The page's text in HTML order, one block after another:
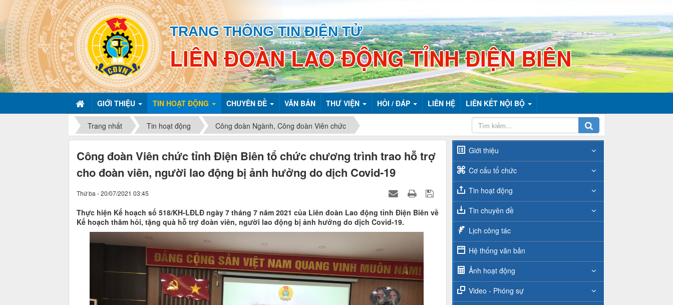
TRANG THÔNG TIN ĐIỆN TỬ
LIÊN ĐOÀN LAO ĐỘNG TỈNH ĐIỆN BIÊN
GIỚI THIỆU TIN HOẠT ĐỘNG CHUYÊN ĐỀ VĂN BẢN THƯ VIỆN HỎI / ĐÁP LIÊN HỆ LIÊN KẾT NỘI BỘ
Trang nhất Tin hoạt động Công đoàn Ngành, Công đoàn Viên chức
Công đoàn Viên chức tỉnh Điện Biên tổ chức chương trình trao hỗ trợ
cho đoàn viên, người lao động bị ảnh hưởng do dịch Covid-19
Thứ ba - 20/07/2021 03:45
Thực hiện Kế hoạch số 518/KH-LĐLĐ ngày 7 tháng 7 năm 2021 của Liên đoàn Lao động tỉnh Điện Biên về
Kế hoạch thăm hỏi, tặng quà hỗ trợ đoàn viên, người lao động bị ảnh hưởng do dịch Covid-19.
Giới thiệu
Cơ cấu tổ chức
Tin hoạt động
Tin chuyên đề
Lịch công tác
Hệ thống văn bản
Ảnh hoạt động
Video - Phóng sự